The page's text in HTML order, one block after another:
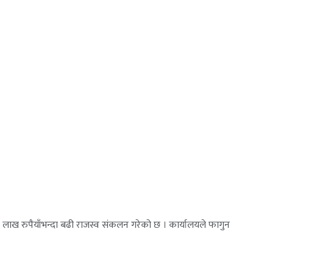
लाख रुपैयाँभन्दा बढी राजस्व संकलन गरेको छ । कार्यालयले फागुन